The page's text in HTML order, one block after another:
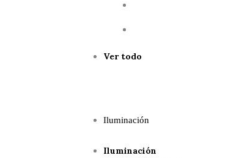
Ver todo
Iluminación
Iluminación